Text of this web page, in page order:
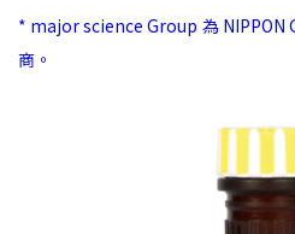
* major science Group 為 NIPPON
商。